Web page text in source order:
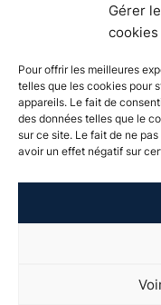
Gérer
cookies
Pour offrir les meilleures
telles que les cookies pour
appareils. Le fait de
des données telles que le
sur ce site. Le fait de ne
avoir un effet négatif sur
À propos de
l'Université